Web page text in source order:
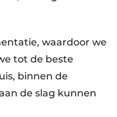
waardoor we
tot de beste
binnen de
de slag kunnen